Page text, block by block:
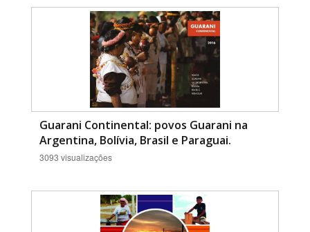
Guarani Continental: povos Guarani na
Argentina, Bolívia, Brasil e Paraguai.
3093 visualizações